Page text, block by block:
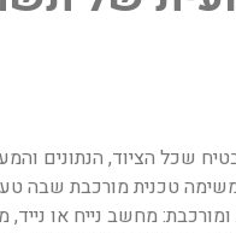
שכל הציוד, הנתונים
משימה טכנית מורכבת שבה
מחשב נייח או נייד,